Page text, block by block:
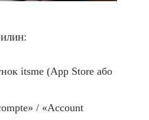
itsme (App Store або
/ «Account